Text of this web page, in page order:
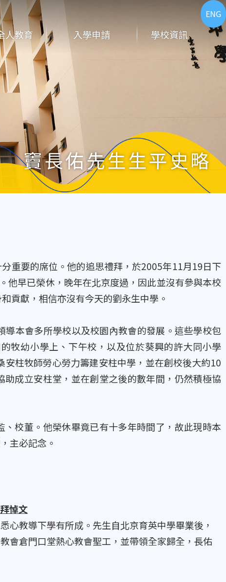
ENG
人教育 入學申請 學校資訊
竇長佑先生生平史略
重要的席位。他的追思禮拜，於2005年11月19日下
他早已榮休，晚年在北京度過，因此並沒有參與本校
貢獻，相信亦沒有今天的劉永生中學。
本會多所學校以及校園內教會的發展。這些學校包
牧幼小學上、下午校，以及位於葵興的許大同小學
柱牧師勞心勞力籌建安柱中學，並在創校後大約10
成立安柱堂，並在創堂之後的數年間，仍然積極協
校董。他榮休畢竟已有十多年時間了，故此現時本
主必記念。
悼文
教導下學有所成。先生自北京育英中學畢業後，
會倉門口堂熱心教會聖工，並帶領全家歸全，長佑